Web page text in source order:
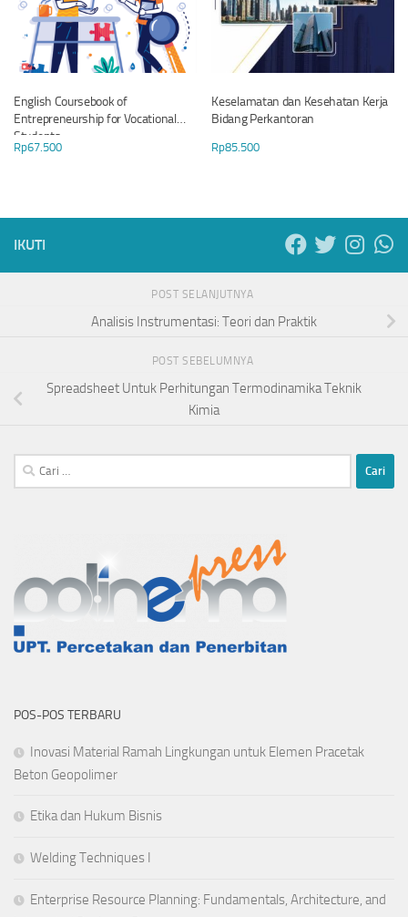
English Coursebook of
Entrepreneurship for Vocational
Students
Rp67.500
Keselamatan dan Kesehatan Kerja
Bidang Perkantoran
Rp85.500
IKUTI
POST SELANJUTNYA
Analisis Instrumentasi: Teori dan Praktik
POST SEBELUMNYA
Spreadsheet Untuk Perhitungan Termodinamika Teknik
Kimia
Cari
untuk:
POS-POS TERBARU
Inovasi Material Ramah Lingkungan untuk Elemen Pracetak
Beton Geopolimer
Etika dan Hukum Bisnis
Welding Techniques I
Enterprise Resource Planning: Fundamentals, Architecture, and